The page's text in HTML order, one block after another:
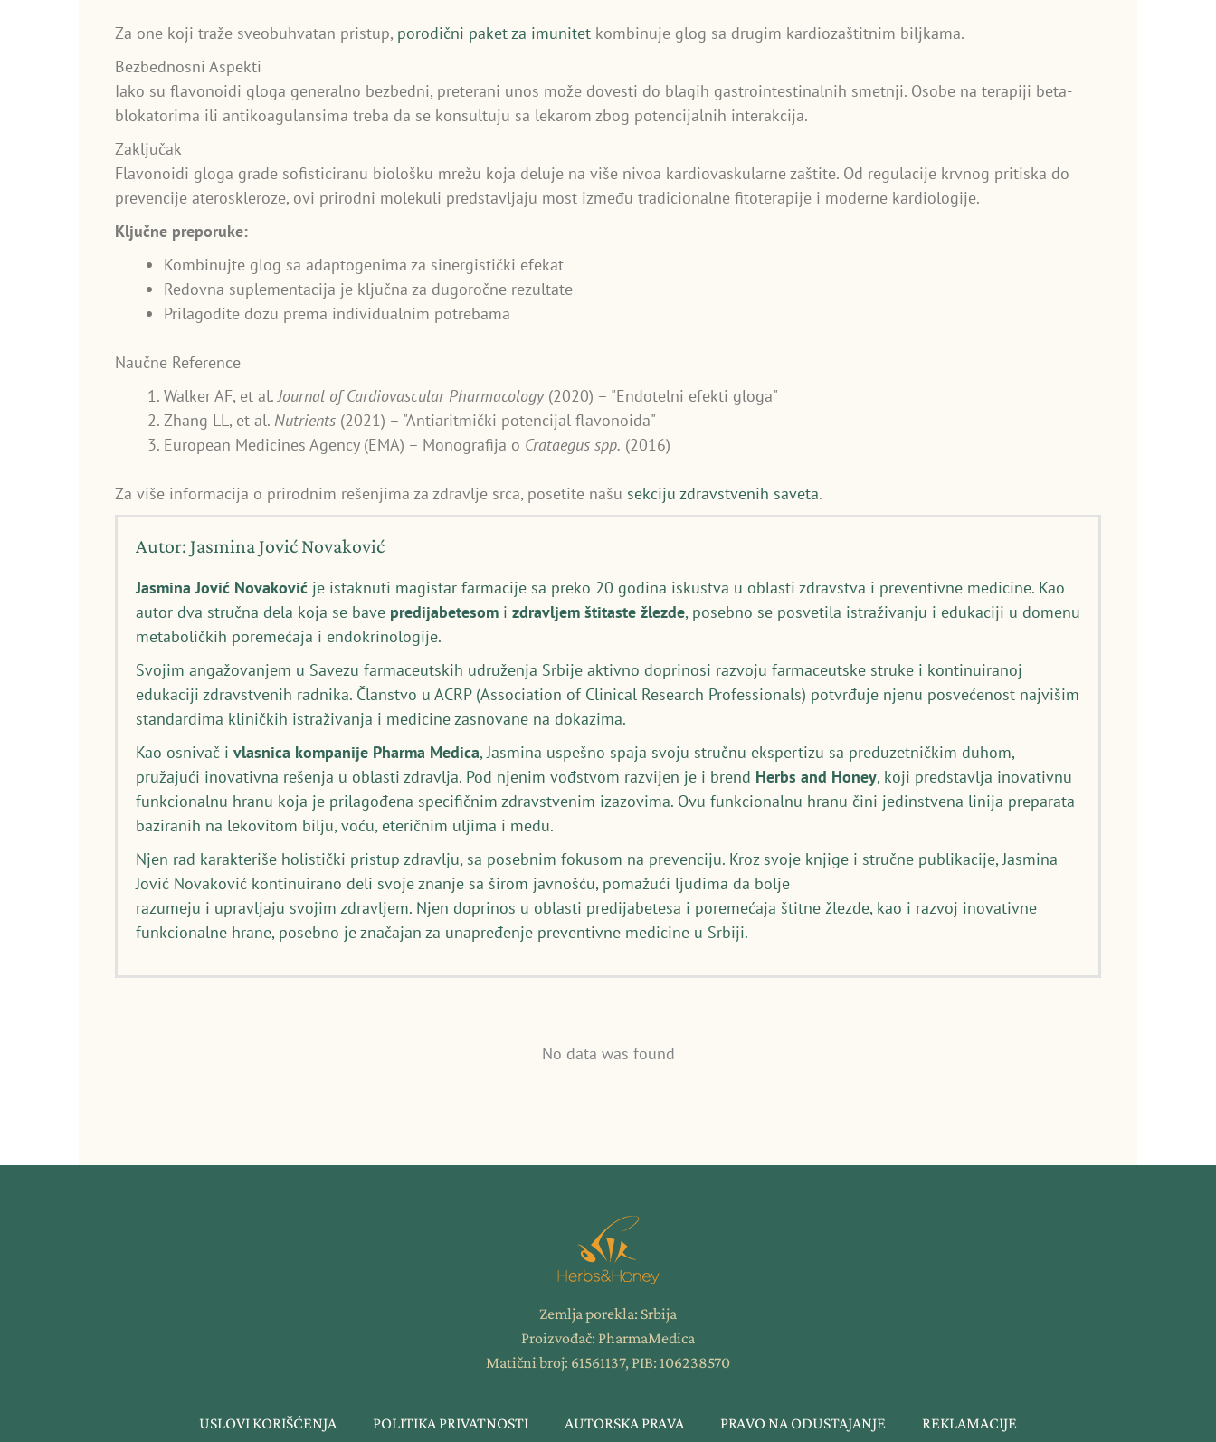
Za one koji traže sveobuhvatan pristup, porodični paket za imunitet kombinuje glog sa drugim kardiozaštitnim biljkama.
Bezbednosni Aspekti
Iako su flavonoidi gloga generalno bezbedni, preterani unos može dovesti do blagih gastrointestinalnih smetnji. Osobe na terapiji beta-
blokatorima ili antikoagulansima treba da se konsultuju sa lekarom zbog potencijalnih interakcija.
Zaključak
Flavonoidi gloga grade sofisticiranu biološku mrežu koja deluje na više nivoa kardiovaskularne zaštite. Od regulacije krvnog pritiska do
prevencije ateroskleroze, ovi prirodni molekuli predstavljaju most između tradicionalne fitoterapije i moderne kardiologije.
Ključne preporuke:
Kombinujte glog sa adaptogenima za sinergistički efekat
Redovna suplementacija je ključna za dugoročne rezultate
Prilagodite dozu prema individualnim potrebama
Naučne Reference
Walker AF, et al.Journal of Cardiovascular Pharmacology(2020) – "Endotelni efekti gloga"
Zhang LL, et al. Nutrients (2021) – "Antiaritmički potencijal flavonoida"
European Medicines Agency (EMA) – Monografija o Crataegus spp. (2016)
Za više informacija o prirodnim rešenjima za zdravlje srca, posetite našu sekciju zdravstvenih saveta.
Autor: Jasmina Jović Novaković
Jasmina Jović Novaković je istaknuti magistar farmacije sa preko 20 godina iskustva u oblasti zdravstva i preventivne medicine. Kao
autor dva stručna dela koja se bave predijabetesom i zdravljem štitaste žlezde, posebno se posvetila istraživanju i edukaciji u domenu
metaboličkih poremećaja i endokrinologije.
Svojim angažovanjem u Savezu farmaceutskih udruženja Srbije aktivno doprinosi razvoju farmaceutske struke i kontinuiranoj
edukaciji zdravstvenih radnika. Članstvo u ACRP (Association of Clinical Research Professionals) potvrđuje njenu posvećenost najvišim
standardima kliničkih istraživanja i medicine zasnovane na dokazima.
Kao osnivač i vlasnica kompanije Pharma Medica, Jasmina uspešno spaja svoju stručnu ekspertizu sa preduzetničkim duhom,
pružajući inovativna rešenja u oblasti zdravlja. Pod njenim vođstvom razvijen je i brend Herbs and Honey, koji predstavlja inovativnu
funkcionalnu hranu koja je prilagođena specifičnim zdravstvenim izazovima. Ovu funkcionalnu hranu čini jedinstvena linija preparata
baziranih na lekovitom bilju, voću, eteričnim uljima i medu.
Njen rad karakteriše holistički pristup zdravlju, sa posebnim fokusom na prevenciju. Kroz svoje knjige i stručne publikacije, Jasmina
Jović Novaković kontinuirano deli svoje znanje sa širom javnošću, pomažući ljudima da bolje
razumeju i upravljaju svojim zdravljem. Njen doprinos u oblasti predijabetesa i poremećaja štitne žlezde, kao i razvoj inovativne
funkcionalne hrane, posebno je značajan za unapređenje preventivne medicine u Srbiji.
No data was found
Zemlja porekla: Srbija
Proizvođač: PharmaMedica
Matični broj: 61561137, PIB: 106238570
USLOVI KORIŠĆENJA POLITIKA PRIVATNOSTI AUTORSKA PRAVA PRAVO NA ODUSTAJANJE REKLAMACIJE